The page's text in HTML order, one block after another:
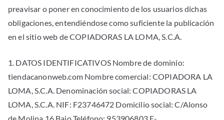
preavisar o poner en conocimiento de los usuarios dichas
obligaciones, entendiéndose como suficiente la publicación
en el sitio web de COPIADORAS LA LOMA, S.C.A.
1. DATOS IDENTIFICATIVOS Nombre de dominio:
tiendacanonweb.com Nombre comercial: COPIADORA LA
LOMA, S.C.A. Denominación social: COPIADORAS LA
LOMA, S.C.A. NIF: F23746472 Domicilio social: C/Alonso